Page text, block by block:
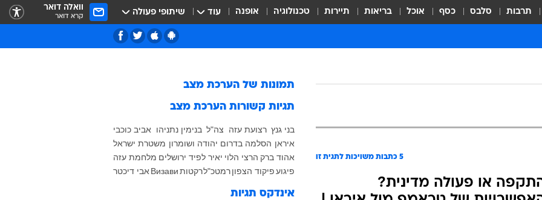
תרבות סלבס כסף אוכל בריאות תיירות טכנולוגיה אופנה עוד שיתופי פעולה וואלה דואר
קרא דואר
התקפה או פעולה מדינית?
של טראמפ מול איראן |
איראן
הסלמה בדרום יהודה ושומרון משטרת ישראל
אהוד ברק הרצי הלוי יאיר לפיד ירושלים מלחמת עזה
פיגוע פיקוד הצפוןרמטכ"לרקטות Визавиאבי דיכטר